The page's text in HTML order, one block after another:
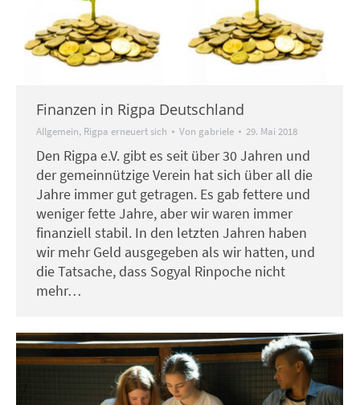
Finanzen in Rigpa Deutschland
Allgemein, Rigpa erneuert sich Von gabriele 29. Mai 2018
Den Rigpa e.V. gibt es seit über 30 Jahren und
der gemeinnützige Verein hat sich über all die
Jahre immer gut getragen. Es gab fettere und
weniger fette Jahre, aber wir waren immer
finanziell stabil. In den letzten Jahren haben
wir mehr Geld ausgegeben als wir hatten, und
die Tatsache, dass Sogyal Rinpoche nicht
mehr…